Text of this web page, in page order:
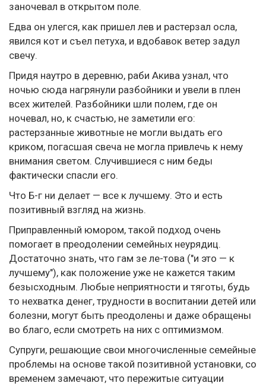
заночевал в открытом поле.
Едва он улегся, как пришел лев и растерзал осла,
явился кот и съел петуха, и вдобавок ветер задул
свечу.
Придя наутро в деревню, раби Акива узнал, что
ночью сюда нагрянули разбойники и увели в плен
всех жителей. Разбойники шли полем, где он
ночевал, но, к счастью, не заметили его:
растерзанные животные не могли выдать его
криком, погасшая свеча не могла привлечь к нему
внимания светом. Случившиеся с ним беды
фактически спасли его.
Что Б-г ни делает — все к лучшему. Это и есть
позитивный взгляд на жизнь.
Приправленный юмором, такой подход очень
помогает в преодолении семейных неурядиц.
Достаточно знать, что гам зе ле-това ("и это — к
лучшему"), как положение уже не кажется таким
безысходным. Любые неприятности и тяготы, будь
то нехватка денег, трудности в воспитании детей или
болезни, могут быть преодолены и даже обращены
во благо, если смотреть на них с оптимизмом.
Супруги, решающие свои многочисленные семейные
проблемы на основе такой позитивной установки, со
временем замечают, что пережитые ситуации